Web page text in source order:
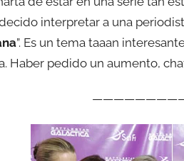
interpretar a una
”. Es un tema taaan
Haber pedido un aumento,